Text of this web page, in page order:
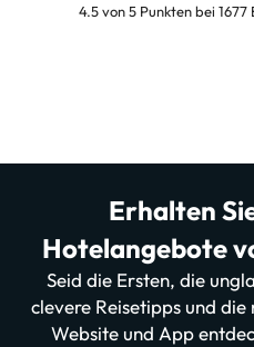
4.5 von 5 Punkten bei
Erhalten
Hotelangebote
Seid die Ersten, die
clevere Reisetipps und
Website und App